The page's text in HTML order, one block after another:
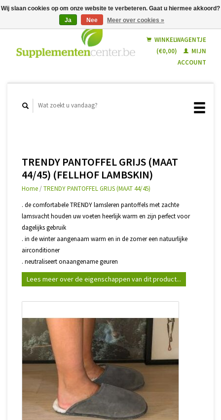
Nederlands
WINKELWAGENTJE
(€0,00)
MIJN
ACCOUNT
TRENDY PANTOFFEL GRIJS (MAAT
44/45) (FELLHOF LAMBSKIN)
Home /TRENDY PANTOFFEL GRIJS (MAAT 44/45)
. de comfortabele TRENDY lamsleren pantoffels met zachte
lamsvacht houden uw voeten heerlijk warm en zijn perfect voor
dagelijks gebruik
. in de winter aangenaam warm en in de zomer een natuurlijke
airconditioner
. neutraliseert onaangename geuren
Lees meer over de eigenschappen van dit product...
Wij slaan cookies op om onze website te verbeteren. Gaat u hiermee akkoord?
Ja
Nee Meer over cookies »